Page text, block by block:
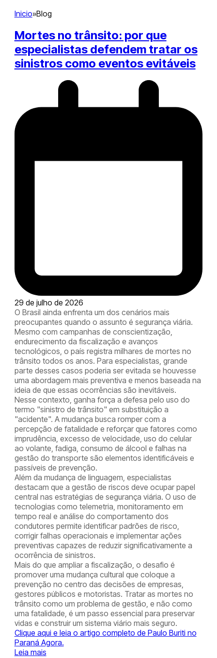
Inicio»Blog
Mortes no trânsito: por que
especialistas defendem tratar os
sinistros como eventos evitáveis
29 de julho de 2026
O Brasil ainda enfrenta um dos cenários mais
preocupantes quando o assunto é segurança viária.
Mesmo com campanhas de conscientização,
endurecimento da fiscalização e avanços
tecnológicos, o país registra milhares de mortes no
trânsito todos os anos. Para especialistas, grande
parte desses casos poderia ser evitada se houvesse
uma abordagem mais preventiva e menos baseada na
ideia de que essas ocorrências são inevitáveis.
Nesse contexto, ganha força a defesa pelo uso do
termo "sinistro de trânsito" em substituição a
"acidente". A mudança busca romper com a
percepção de fatalidade e reforçar que fatores como
imprudência, excesso de velocidade, uso do celular
ao volante, fadiga, consumo de álcool e falhas na
gestão do transporte são elementos identificáveis e
passíveis de prevenção.
Além da mudança de linguagem, especialistas
destacam que a gestão de riscos deve ocupar papel
central nas estratégias de segurança viária. O uso de
tecnologias como telemetria, monitoramento em
tempo real e análise do comportamento dos
condutores permite identificar padrões de risco,
corrigir falhas operacionais e implementar ações
preventivas capazes de reduzir significativamente a
ocorrência de sinistros.
Mais do que ampliar a fiscalização, o desafio é
promover uma mudança cultural que coloque a
prevenção no centro das decisões de empresas,
gestores públicos e motoristas. Tratar as mortes no
trânsito como um problema de gestão, e não como
uma fatalidade, é um passo essencial para preservar
vidas e construir um sistema viário mais seguro.
Clique aqui e leia o artigo completo de Paulo Buriti no
Paraná Agora.
Leia mais